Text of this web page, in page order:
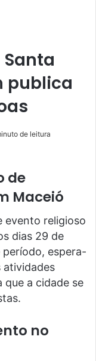
publica
de leitura
de
Maceió
evento religioso
dias 29 de
espera-
atividades
que a cidade se
no